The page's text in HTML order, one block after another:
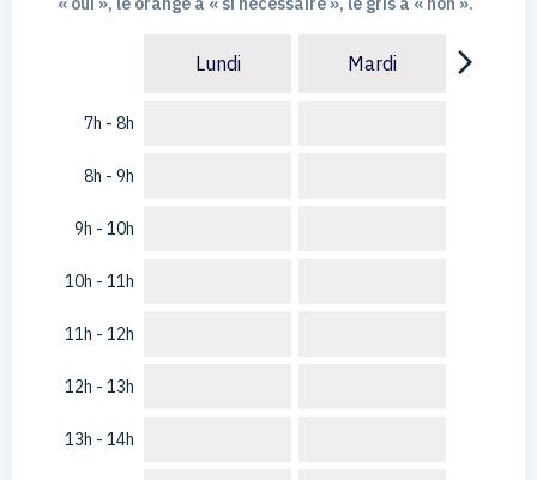
7h - 8h
8h - 9h
9h - 10h
10h - 11h
11h - 12h
12h - 13h
13h - 14h
Lundi Mardi arrow_forward_ios